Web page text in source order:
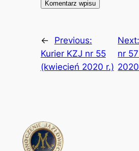
←
Previous:
Kurier KZJ nr 55
(kwiecień 2020 r.)
Next:
nr